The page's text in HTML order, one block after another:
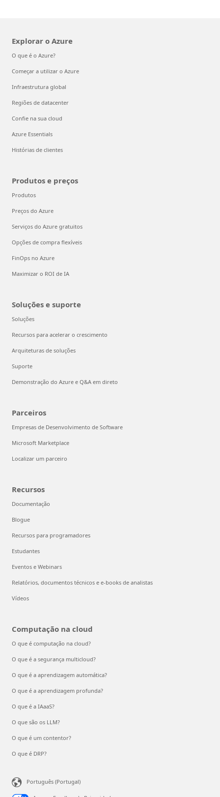
Explorar o Azure
O que é o Azure?
Começar a utilizar o Azure
Infraestrutura global
Regiões de datacenter
Confie na sua cloud
Azure Essentials
Histórias de clientes
Produtos e preços
Produtos
Preços do Azure
Serviços do Azure gratuitos
Opções de compra flexíveis
FinOps no Azure
Maximizar o ROI de IA
Soluções e suporte
Soluções
Recursos para acelerar o crescimento
Arquiteturas de soluções
Suporte
Demonstração do Azure e Q&A em direto
Parceiros
Empresas de Desenvolvimento de Software
Microsoft Marketplace
Localizar um parceiro
Recursos
Documentação
Blogue
Recursos para programadores
Estudantes
Eventos e Webinars
Relatórios, documentos técnicos e e-books de analistas
Vídeos
Computação na cloud
O que é computação na cloud?
O que é a segurança multicloud?
O que é a aprendizagem automática?
O que é a aprendizagem profunda?
O que é a IAaaS?
O que são os LLM?
O que é um contentor?
O que é DRP?
Português (Portugal)